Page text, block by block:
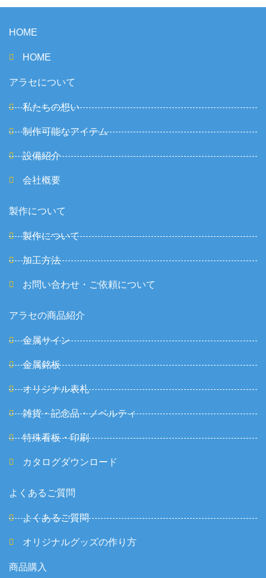
HOME
HOME
アラセについて
私たちの想い
制作可能なアイテム
設備紹介
会社概要
製作について
製作について
加工方法
お問い合わせ・ご依頼について
アラセの商品紹介
金属サイン
金属銘板
オリジナル表札
雑貨・記念品・ノベルティ
特殊看板・印刷
カタログダウンロード
よくあるご質問
よくあるご質問
オリジナルグッズの作り方
商品購入